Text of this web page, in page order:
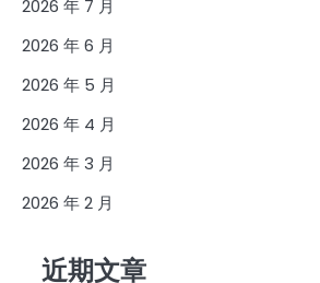
2026 年 7 月
2026 年 6 月
2026 年 5 月
2026 年 4 月
2026 年 3 月
2026 年 2 月
近期文章